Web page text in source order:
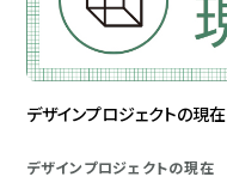
デザインプロジェクトの現在
デザインプロジェクトの現在